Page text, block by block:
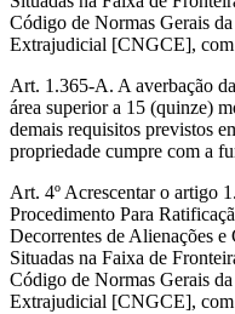
Código de Normas Gerais
Extrajudicial [CNGCE], com
Art. 1.365-A. A averbação
área superior a 15 (quinze)
demais requisitos previstos
propriedade cumpre com a
Art. 4º Acrescentar o artigo
Procedimento Para
Decorrentes de Alienações e
Situadas na Faixa de
Código de Normas Gerais
Extrajudicial [CNGCE], com